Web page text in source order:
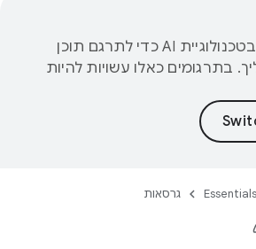
‫Google משתמשת בטכנולוגיית AI כדי לתרגם תוכן
בתרגומים כאלו עשויות להיות
Essentials גרסאות